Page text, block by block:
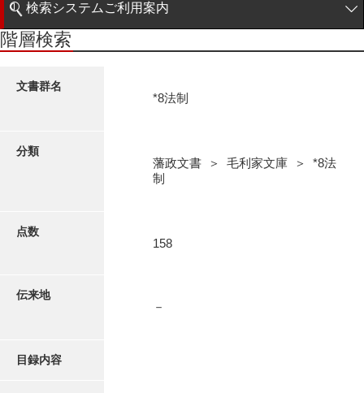
2柳営
階層検索
検索システムご利用案内
検索システムの利用について
更新履歴
階層検索
文書群名
*8法制
分類
藩政文書 ＞ 毛利家文庫 ＞ *8法
制
点数
158
伝来地
－
目録内容